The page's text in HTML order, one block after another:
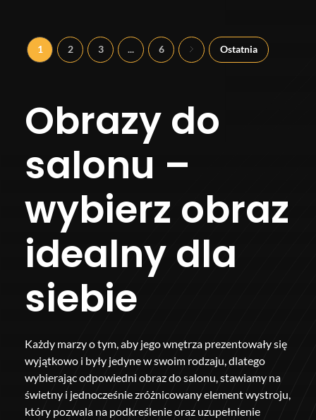
1 2 3 ... 6 Ostatnia
Obrazy do
salonu –
wybierz obraz
idealny dla
siebie
Każdy marzy o tym, aby jego wnętrza prezentowały się
wyjątkowo i były jedyne w swoim rodzaju, dlatego
wybierając odpowiedni obraz do salonu, stawiamy na
świetny i jednocześnie zróżnicowany element wystroju,
który pozwala na podkreślenie oraz uzupełnienie